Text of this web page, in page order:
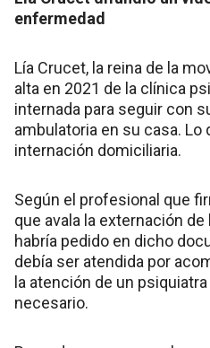
enfermedad
Lía Crucet, la reina de la
alta en 2021 de la clínica
internada para seguir con
ambulatoria en su casa. Lo
internación domiciliaria.
Según el profesional que
que avala la externación
habría pedido en dicho
debía ser atendida por
la atención de un
necesario.